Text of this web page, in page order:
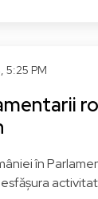
PUSL -
S&D -
Galați
5:25 PM
în